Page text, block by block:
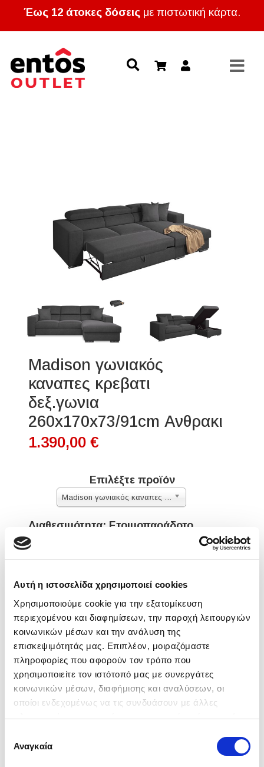
Αυτή η ιστοσελίδα χρησιμοποιεί cookies
Χρησιμοποιούμε cookie για την εξατομίκευση
περιεχομένου και διαφημίσεων, την παροχή λειτουργιών
κοινωνικών μέσων και την ανάλυση της
επισκεψιμότητάς μας. Επιπλέον, μοιραζόμαστε
πληροφορίες που αφορούν τον τρόπο που
χρησιμοποιείτε τον ιστότοπό μας με συνεργάτες
κοινωνικών μέσων, διαφήμισης και αναλύσεων, οι
οποίοι ενδεχομένως να τις συνδυάσουν με άλλες
πληροφορίες που τους έχετε παραχωρήσει ή τις οποίες
των υπηρεσιών τους.
συγκατάθεσης
Αναγκαία
Έως 12 άτοκες δόσεις με πιστωτική κάρτα.
Madison γωνιακός
καναπες κρεβατι
δεξ.γωνια
260x170x73/91cm Ανθρακι
1.390,00 €
Επιλέξτε προϊόν
Madison γωνιακός καναπες κρεβατι δεξ.γωνια 260x170x73/91cm Ανθρακι
Διαθεσιμότητα: Ετοιμοπαράδοτο
Ο γωνιακός καναπέςMADISON, είναι ένας
αναπαυτικός καναπές - κρεβάτι με
αποθηκευτικό χώρο στο
ανάκλιντρο, ανακλινόμενα προσκέφαλα και
αδιάβροχο (υδροαπωθητικό) ύφασμα,
συνδυάζοντας έτσι την άνεση και την
πρακτικότητα!
Διαστάσεις καναπέ: